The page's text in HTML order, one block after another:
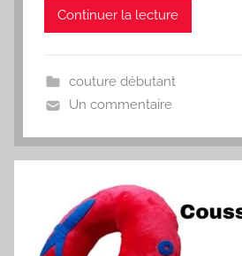
Continuer la lecture
couture débutant
Un commentaire